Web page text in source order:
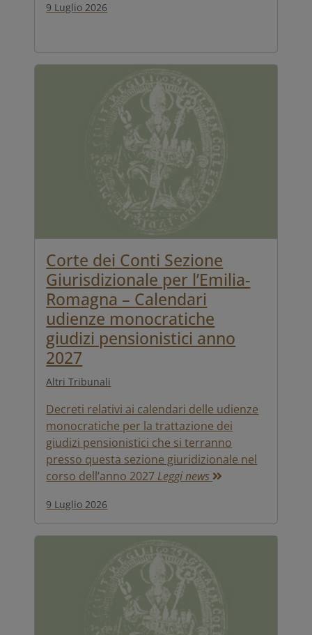
9 Luglio 2026
Corte dei Conti Sezione
Giurisdizionale per l’Emilia-
Romagna – Calendari
udienze monocratiche
giudizi pensionistici anno
2027
Altri Tribunali
Decreti relativi ai calendari delle udienze
monocratiche per la trattazione dei
giudizi pensionistici che si terranno
presso questa sezione giuridizionale nel
corso dell’anno 2027 Leggi news
9 Luglio 2026